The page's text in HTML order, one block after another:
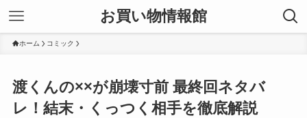
お買い物情報館
ホーム コミック
渡くんの××が崩壊寸前 最終回ネタバ
レ！結末・くっつく相手を徹底解説